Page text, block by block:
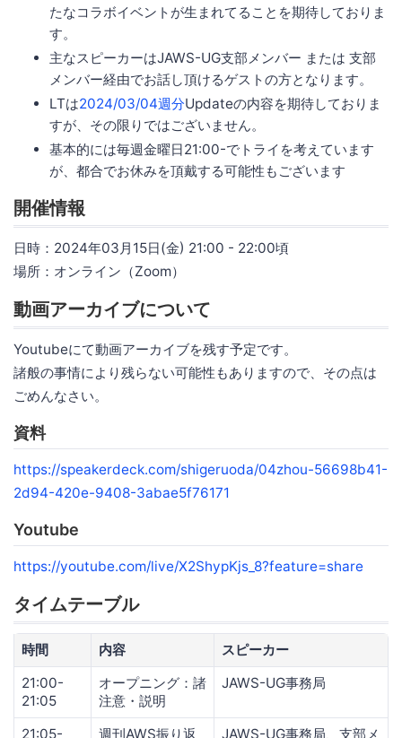
たなコラボイベントが生まれてることを期待しておりま
す。
主なスピーカーはJAWS-UG支部メンバー または 支部
メンバー経由でお話し頂けるゲストの方となります。
LTは2024/03/04週分Updateの内容を期待しておりま
すが、その限りではございません。
基本的には毎週金曜日21:00-でトライを考えています
が、都合でお休みを頂戴する可能性もございます
開催情報
日時：2024年03月15日(金) 21:00 - 22:00頃
場所：オンライン（Zoom）
動画アーカイブについて
Youtubeにて動画アーカイブを残す予定です。
諸般の事情により残らない可能性もありますので、その点は
ごめんなさい。
資料
https://speakerdeck.com/shigeruoda/04zhou-56698b41-
2d94-420e-9408-3abae5f76171
Youtube
https://youtube.com/live/X2ShypKjs_8?feature=share
タイムテーブル
時間 内容
スピーカー
21:00-
21:05
オープニング：諸
注意・説明
JAWS-UG事務局
21:05-
週刊AWS振り返
JAWS-UG事務局、支部メ